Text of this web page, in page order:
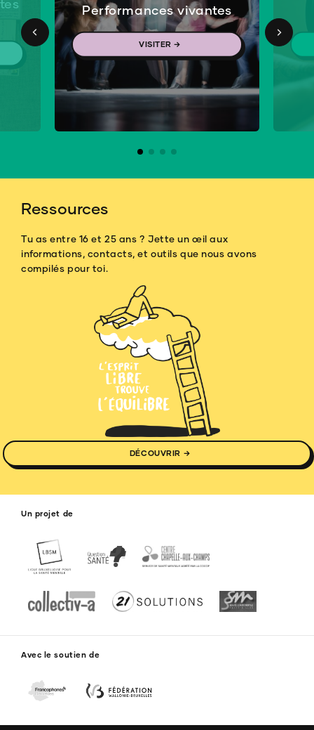
Performances vivantes
VISITER →
Ressources
Tu as entre 16 et 25 ans ? Jette un œil aux
informations, contacts, et outils que nous avons
compilés pour toi.
DÉCOUVRIR →
Un projet de
Avec le soutien de